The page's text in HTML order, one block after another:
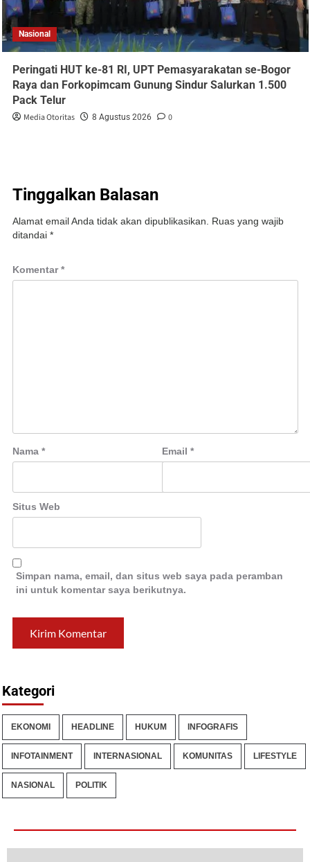
Nasional
Peringati HUT ke-81 RI, UPT Pemasyarakatan se-Bogor
Raya dan Forkopimcam Gunung Sindur Salurkan 1.500
Pack Telur
Media Otoritas 8 Agustus 2026 0
Tinggalkan Balasan
Alamat email Anda tidak akan dipublikasikan. Ruas yang wajib
ditandai *
Komentar*
Nama * Email *
Situs Web
Simpan nama, email, dan situs web saya pada peramban
ini untuk komentar saya berikutnya.
Kategori
EKONOMI HEADLINE HUKUM INFOGRAFIS
INFOTAINMENT INTERNASIONAL KOMUNITAS LIFESTYLE
NASIONAL POLITIK